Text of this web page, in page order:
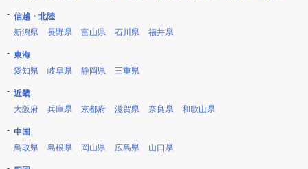
信越・北陸
新潟県
長野県 富山県 石川県 福井県
東海
愛知県
岐阜県 静岡県 三重県
近畿
大阪府
兵庫県 京都府 滋賀県 奈良県 和歌山県
中国
鳥取県
島根県 岡山県 広島県 山口県